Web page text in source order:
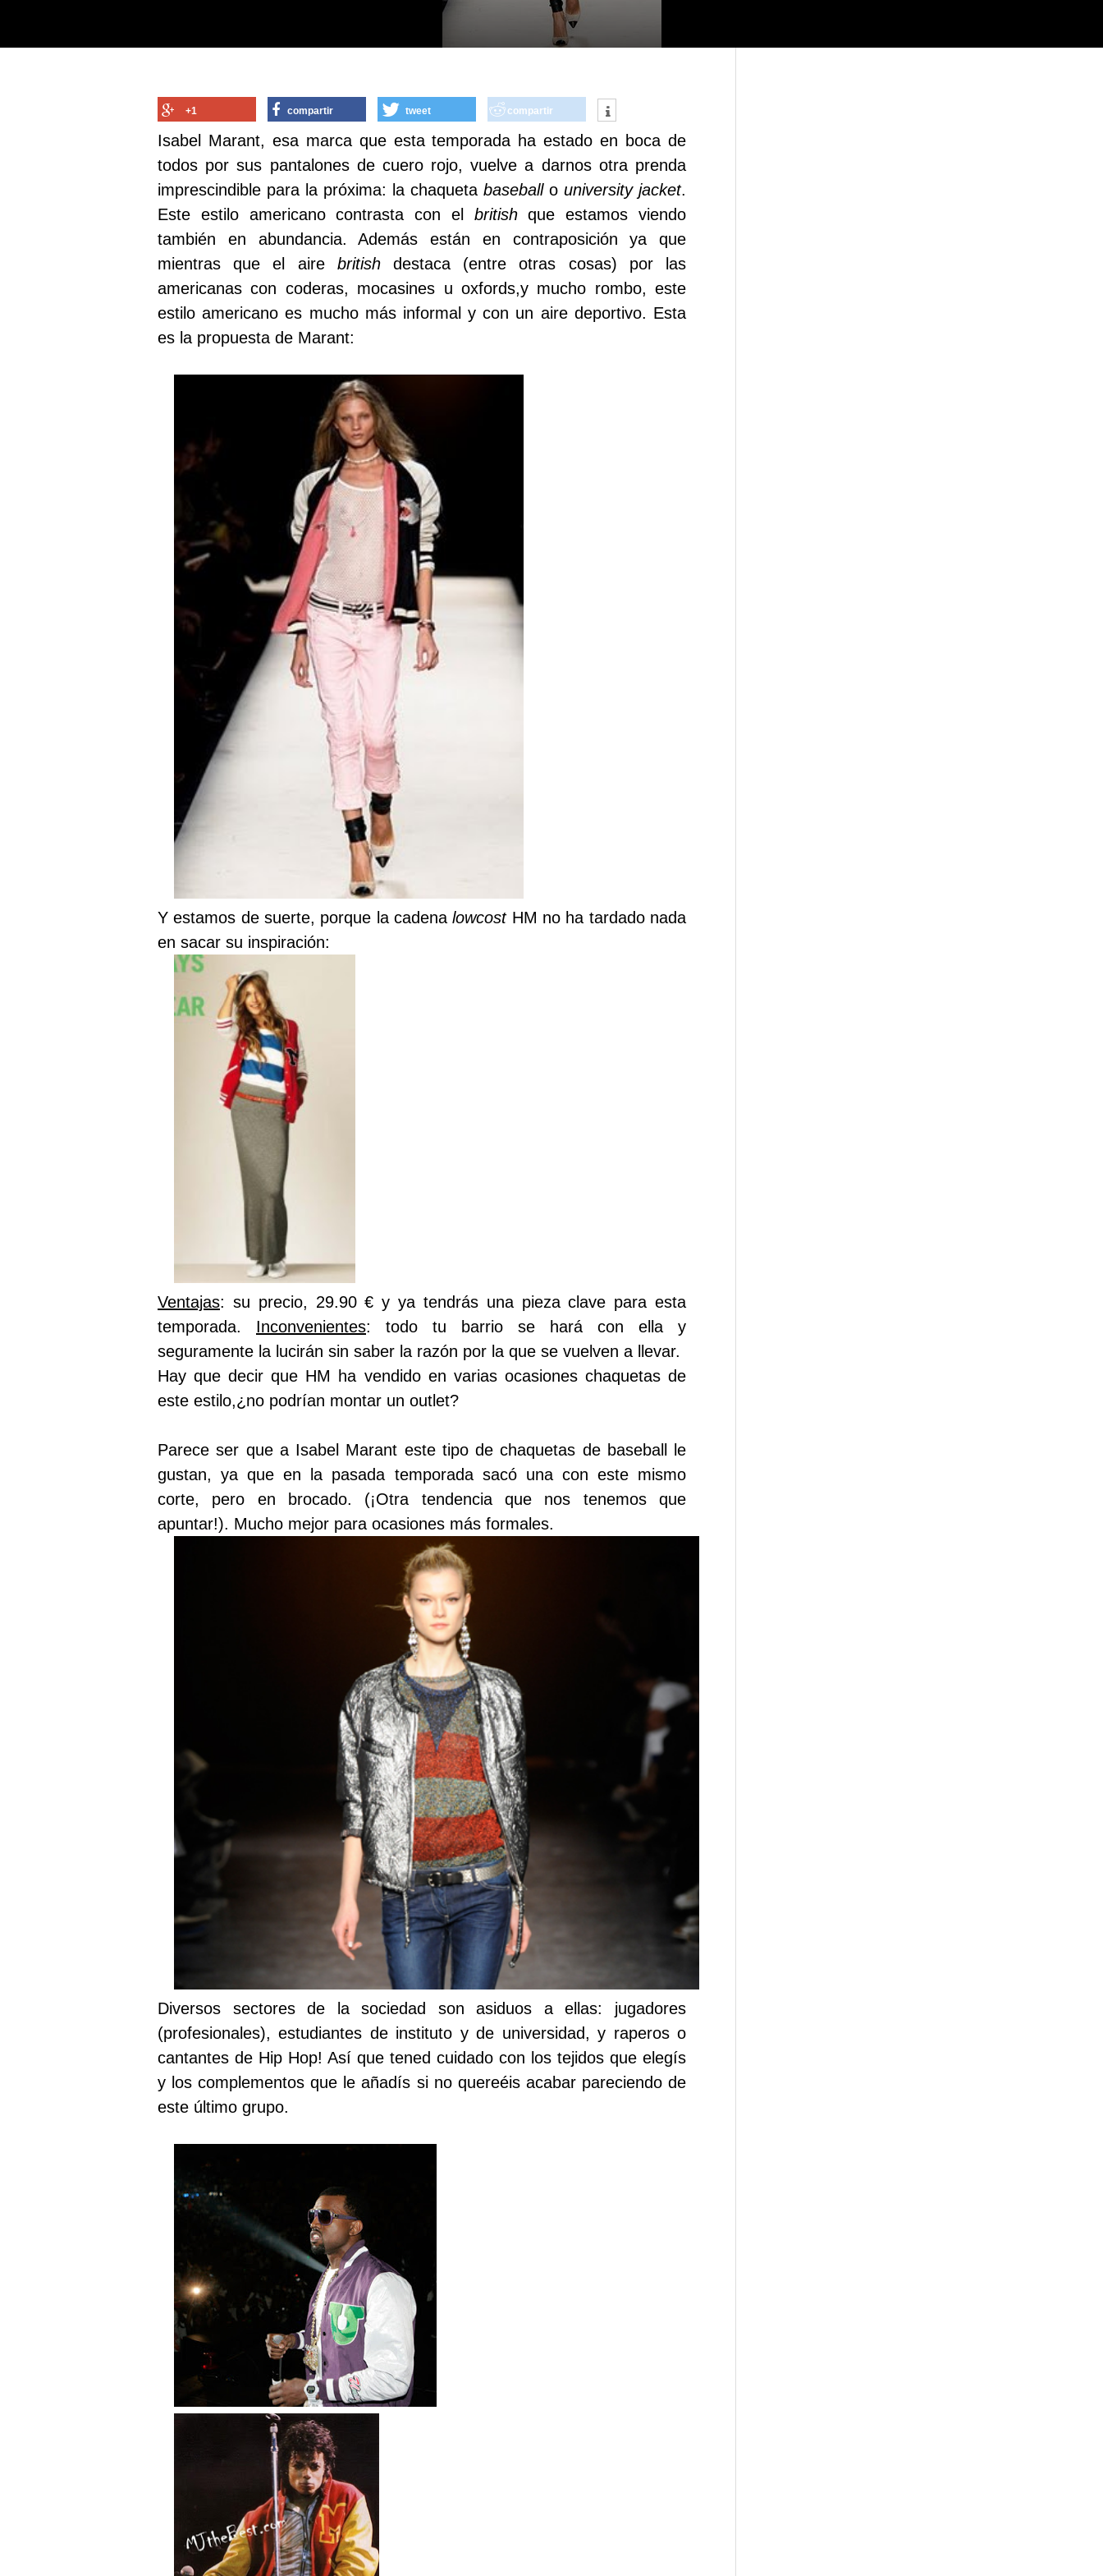
+1 compartir tweet compartir
Isabel Marant, esa marca que esta temporada ha estado en boca de
todos por sus pantalones de cuero rojo, vuelve a darnos otra prenda
imprescindible para la próxima: la chaqueta baseballo university jacket.
Este estilo americano contrasta con el britishque estamos viendo
también en abundancia. Además están en contraposición ya que
mientras que el aire britishdestaca (entre otras cosas) por las
americanas con coderas, mocasines u oxfords,y mucho rombo, este
estilo americano es mucho más informal y con un aire deportivo. Esta
es la propuesta de Marant:
Y estamos de suerte, porque la cadenalowcost HM no ha tardado nada
en sacar su inspiración:
Ventajas: su precio, 29.90 € y ya tendrás una pieza clave para esta
temporada. Inconvenientes: todo tu barrio se hará con ella y
seguramente la lucirán sin saber la razón por la que se vuelven a llevar.
Hay que decir que HM ha vendido en varias ocasiones chaquetas de
este estilo,¿no podrían montar un outlet?
Parece ser que a Isabel Marant este tipo de chaquetas de baseball le
gustan, ya que en la pasada temporada sacó una con este mismo
corte, pero en brocado. (¡Otra tendencia que nos tenemos que
apuntar!). Mucho mejor para ocasiones más formales.
Diversos sectores de la sociedad son asiduos a ellas: jugadores
(profesionales), estudiantes de instituto y de universidad, y raperos o
cantantes de Hip Hop! Así que tened cuidado con los tejidos que elegís
y los complementos que le añadís si no quereéis acabar pareciendo de
este último grupo.